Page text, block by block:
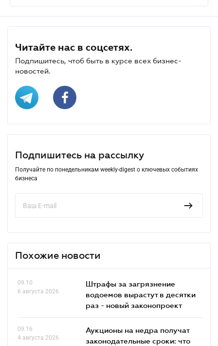
Читайте нас в соцсетях.
Подпишитесь, чтоб быть в курсе всех бизнес-
новостей.
Подпишитесь на рассылку
Получайте по понедельникам weekly-digest о ключевых событиях
бизнеса
Похожие новости
09.10
6 августа 2026
Штрафы за загрязнение
водоемов вырастут в десятки
раз - новый законопроект
09.16
4 августа 2026
Аукционы на недра получат
законодательные сроки: что